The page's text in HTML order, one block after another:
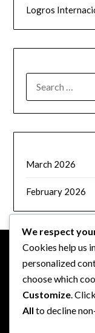
Logros
FOR:
March 2026
February 2026
LEGAL
Política de cookies
We respect
Cookies help us
personalized
choose which
Customize . Click
All to decline